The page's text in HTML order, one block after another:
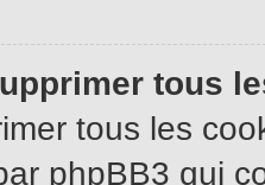
tous
tous les
phpBB3 qui